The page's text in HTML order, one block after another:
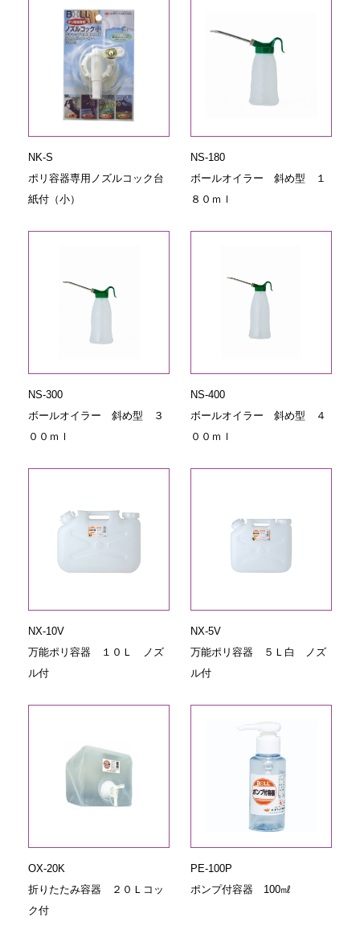
NK-S
ポリ容器専用ノズルコック台
紙付（小）
NS-180
ボールオイラー 斜め型 １
８０ｍｌ
NS-300
ボールオイラー 斜め型 ３
００ｍｌ
NS-400
ボールオイラー 斜め型 ４
００ｍｌ
NX-10V
万能ポリ容器 １０Ｌ ノズ
ル付
NX-5V
万能ポリ容器 ５Ｌ白 ノズ
ル付
OX-20K
折りたたみ容器 ２０Ｌコッ
ク付
PE-100P
ポンプ付容器 100㎖